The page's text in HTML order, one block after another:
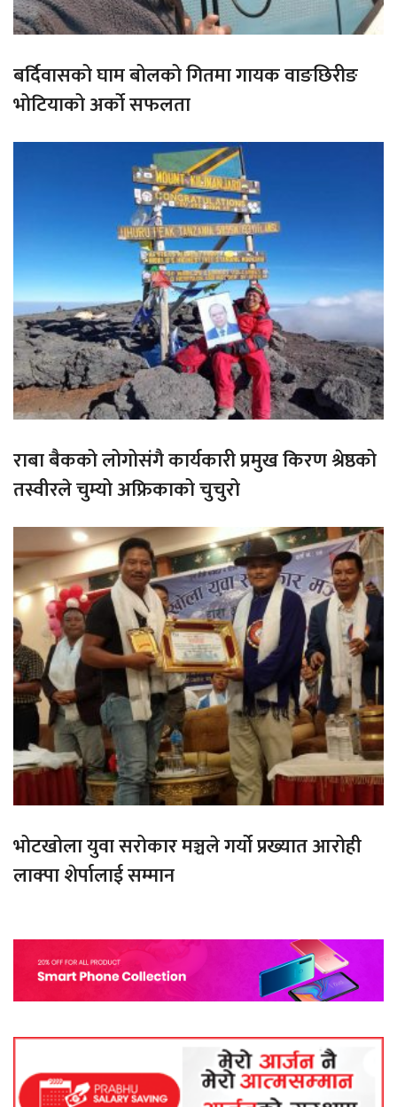
बर्दिवासको घाम बोलको गितमा गायक वाङछिरीङ
भोटियाको अर्को सफलता
राबा बैकको लोगोसंगै कार्यकारी प्रमुख किरण श्रेष्ठको
तस्वीरले चुम्यो अफ्रिकाको चुचुरो
भोटखोला युवा सरोकार मञ्चले गर्यो प्रख्यात आरोही
लाक्पा शेर्पालाई सम्मान